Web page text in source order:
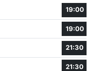
19:00
19:00
21:30
21:30